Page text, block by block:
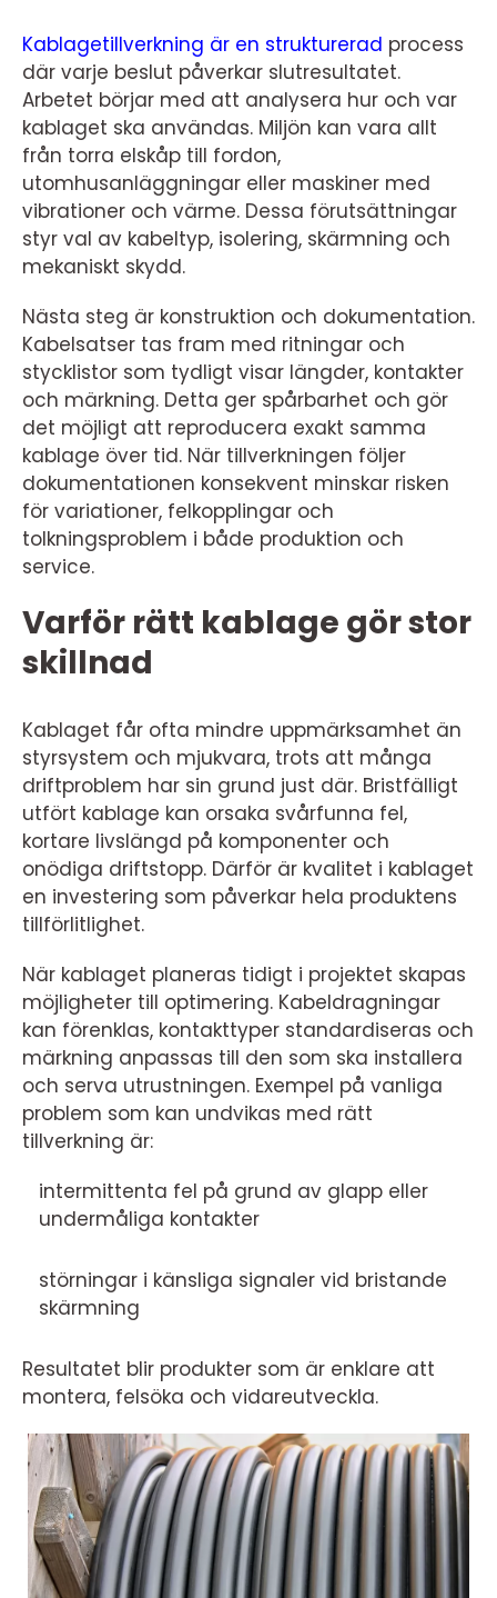
Kablagetillverkning är en strukturerad process
där varje beslut påverkar slutresultatet.
Arbetet börjar med att analysera hur och var
kablaget ska användas. Miljön kan vara allt
från torra elskåp till fordon,
utomhusanläggningar eller maskiner med
vibrationer och värme. Dessa förutsättningar
styr val av kabeltyp, isolering, skärmning och
mekaniskt skydd.
Nästa steg är konstruktion och dokumentation.
Kabelsatser tas fram med ritningar och
stycklistor som tydligt visar längder, kontakter
och märkning. Detta ger spårbarhet och gör
det möjligt att reproducera exakt samma
kablage över tid. När tillverkningen följer
dokumentationen konsekvent minskar risken
för variationer, felkopplingar och
tolkningsproblem i både produktion och
service.
Varför rätt kablage gör stor
skillnad
Kablaget får ofta mindre uppmärksamhet än
styrsystem och mjukvara, trots att många
driftproblem har sin grund just där. Bristfälligt
utfört kablage kan orsaka svårfunna fel,
kortare livslängd på komponenter och
onödiga driftstopp. Därför är kvalitet i kablaget
en investering som påverkar hela produktens
tillförlitlighet.
När kablaget planeras tidigt i projektet skapas
möjligheter till optimering. Kabeldragningar
kan förenklas, kontakttyper standardiseras och
märkning anpassas till den som ska installera
och serva utrustningen. Exempel på vanliga
problem som kan undvikas med rätt
tillverkning är:
intermittenta fel på grund av glapp eller
undermåliga kontakter
störningar i känsliga signaler vid bristande
skärmning
Resultatet blir produkter som är enklare att
montera, felsöka och vidareutveckla.